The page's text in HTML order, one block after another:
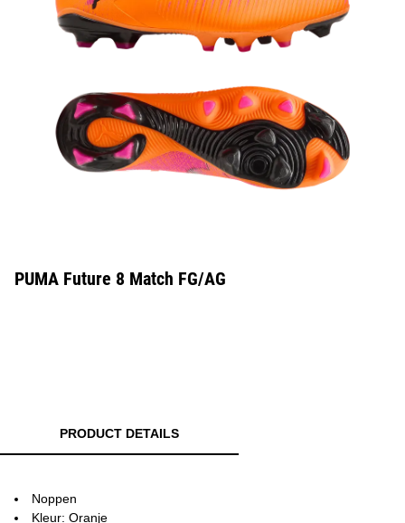
PUMA Future 8 Match FG/AG
PRODUCT DETAILS
Noppen
Kleur: Oranje